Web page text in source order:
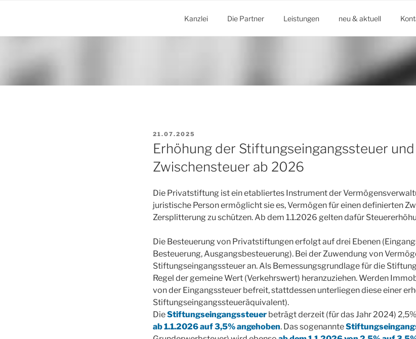
Kanzlei Die Partner Leistungen neu & aktuell
VERÖFFENTLICHT
AM
21.07.2025
Erhöhung der Stiftungseingangssteuer
Zwischensteuer ab 2026
Die Privatstiftung ist ein etabliertes Instrument der
juristische Person ermöglicht sie es, Vermögen für einen definierten
Zersplitterung zu schützen. Ab dem 1.1.2026 gelten dafür
Die Besteuerung von Privatstiftungen erfolgt auf drei Ebenen
Besteuerung, Ausgangsbesteuerung). Bei der Zuwendung von
Stiftungseingangssteuer an. Als Bemessungsgrundlage für die
Regel der gemeine Wert (Verkehrswert) heranzuziehen. Werden
von der Eingangssteuer befreit, stattdessen unterliegen diese einer
Stiftungseingangssteueräquivalent).
DieStiftungseingangssteuer beträgt derzeit (für das Jahr 2024)
ab 1.1.2026 auf 3,5% angehoben. Das sogenannte